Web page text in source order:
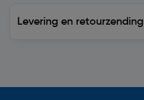
Levering en retourzending